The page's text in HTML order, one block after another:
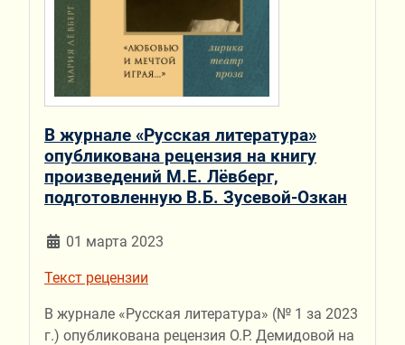
В журнале «Русская литература»
опубликована рецензия на книгу
произведений М.Е. Лёвберг,
подготовленную В.Б. Зусевой-Озкан
01 марта 2023
Текст рецензии
В журнале «Русская литература» (№ 1 за 2023
г.) опубликована рецензия О.Р. Демидовой на